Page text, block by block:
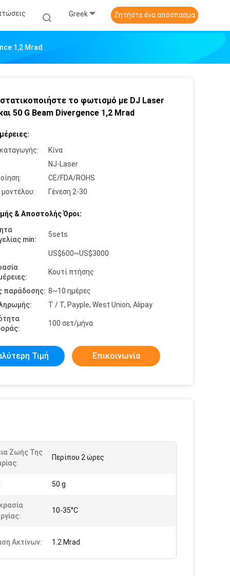
Greek Ζητήστε ένα απόσπασμα
1,2 Mrad
το φωτισμό με DJ Laser
50 G Beam Divergence 1,2 Mrad
Κίνα
NJ-Laser
CE/FDA/ROHS
Γένεση 2-30
& Αποστολής Όροι:
min:
5sets
US$600~US$3000
Κουτί πτήσης
παράδοσης: 8~10 ημέρες
T / T, Payple, West Union, Alipay
100 σετ/μήνα
Τιμή Επικοινωνία
Ζωής Της
Περίπου 2 ώρες
50 g
10-35°C
Ακτίνων: 1.2 Mrad